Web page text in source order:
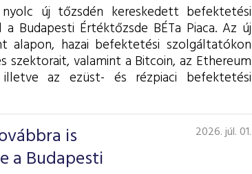
új tőzsdén kereskedett befektetési
Budapesti Értéktőzsde BÉTa Piaca. Az új
hazai befektetési szolgáltatókon
szektorait, valamint a Bitcoin, az Ethereum
az ezüst- és rézpiaci befektetési
is
a Budapesti
2026. júl. 01.